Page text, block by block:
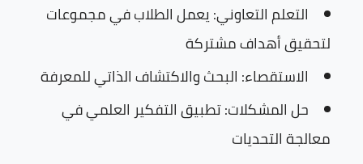
التعلم التعاوني:يعمل الطلاب في مجموعات
لتحقيق أهداف مشتركة
الاستقصاء: البحث والاكتشاف الذاتي للمعرفة
حل المشكلات:تطبيق التفكير العلمي في
معالجة التحديات